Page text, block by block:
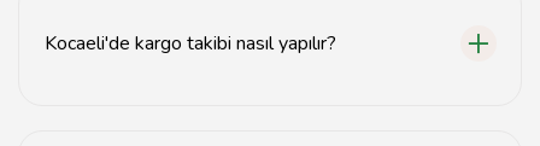
Kocaeli'de kargo takibi nasıl yapılır?